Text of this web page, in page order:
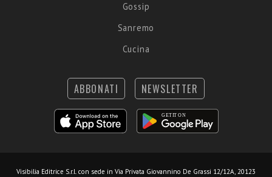
Gossip
Sanremo
Cucina
ABBONATI NEWSLETTER
Visibilia Editrice S.r.l. con sede in Via Privata Giovannino De Grassi 12/12A, 20123